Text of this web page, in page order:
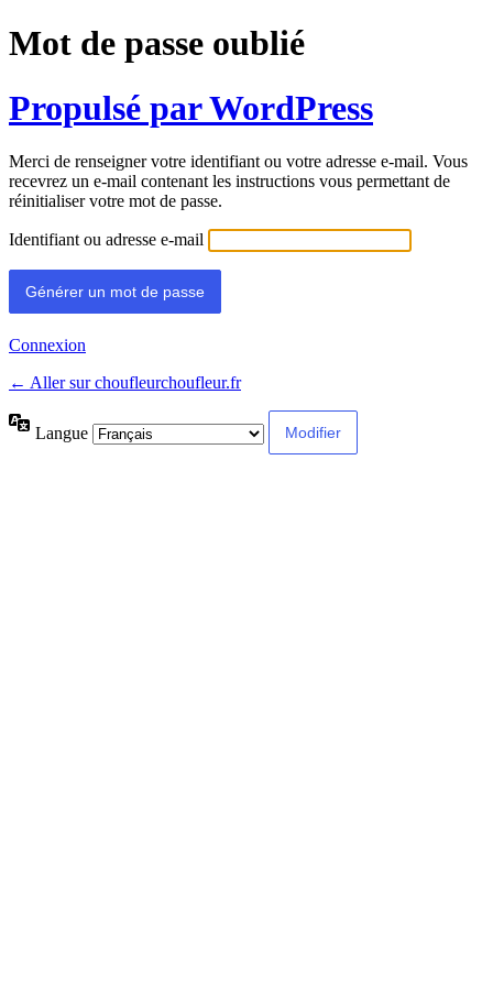
Mot de passe oublié
Propulsé par WordPress
Merci de renseigner votre identifiant ou votre adresse e-mail. Vous
recevrez un e-mail contenant les instructions vous permettant de
réinitialiser votre mot de passe.
Identifiant ou adresse e-mail
Connexion
← Aller sur choufleurchoufleur.fr
Langue